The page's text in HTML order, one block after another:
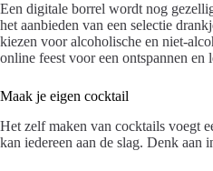
Een digitale borrel wordt nog
het aanbieden van een selectie
kiezen voor alcoholische en niet-
online feest voor een ontspannen en
Maak je eigen cocktail
Het zelf maken van cocktails voegt
kan iedereen aan de slag. Denk aan